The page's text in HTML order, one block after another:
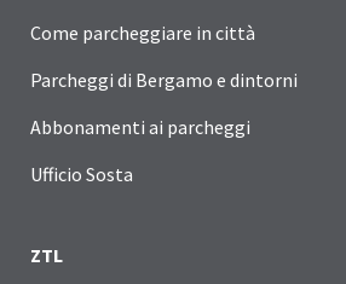
Come parcheggiare in città
Parcheggi di Bergamo e dintorni
Abbonamenti ai parcheggi
Ufficio Sosta
ZTL